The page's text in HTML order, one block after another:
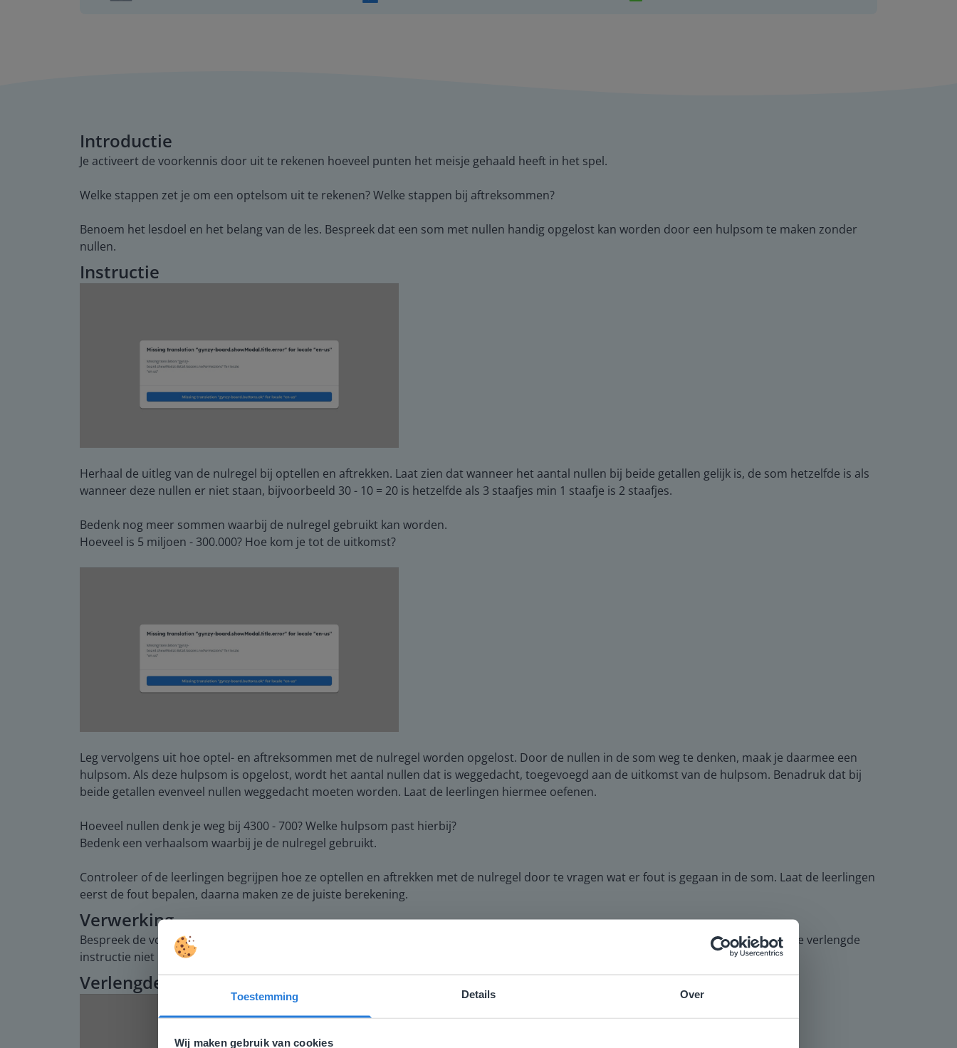
Toestemming Details Over
Wij maken gebruik van cookies
Introductie
Je activeert de voorkennis door uit te rekenen hoeveel punten het meisje gehaald heeft in het spel.
Welke stappen zet je om een optelsom uit te rekenen? Welke stappen bij aftreksommen?
Benoem het lesdoel en het belang van de les. Bespreek dat een som met nullen handig opgelost kan worden door een hulpsom te maken zonder
nullen.
Instructie
Herhaal de uitleg van de nulregel bij optellen en aftrekken. Laat zien dat wanneer het aantal nullen bij beide getallen gelijk is, de som hetzelfde is als
wanneer deze nullen er niet staan, bijvoorbeeld 30 - 10 = 20 is hetzelfde als 3 staafjes min 1 staafje is 2 staafjes.
Bedenk nog meer sommen waarbij de nulregel gebruikt kan worden.
Hoeveel is 5 miljoen - 300.000? Hoe kom je tot de uitkomst?
Leg vervolgens uit hoe optel- en aftreksommen met de nulregel worden opgelost. Door de nullen in de som weg te denken, maak je daarmee een
hulpsom. Als deze hulpsom is opgelost, wordt het aantal nullen dat is weggedacht, toegevoegd aan de uitkomst van de hulpsom. Benadruk dat bij
beide getallen evenveel nullen weggedacht moeten worden. Laat de leerlingen hiermee oefenen.
Hoeveel nullen denk je weg bij 4300 - 700? Welke hulpsom past hierbij?
Bedenk een verhaalsom waarbij je de nulregel gebruikt.
Controleer of de leerlingen begrijpen hoe ze optellen en aftrekken met de nulregel door te vragen wat er fout is gegaan in de som. Laat de leerlingen
eerst de fout bepalen, daarna maken ze de juiste berekening.
Verwerking
Bespreek de voorbeeldopgaven om de leerlingen een beeld te geven van wat ze kunnen verwachten in de verwerking. Leerlingen die de verlengde
instructie niet hoeven te volgen, gaan zelfstandig aan de slag met de verwerking van de les en de taak.
Verlengde instructie
Deze website komt niet overeen met je locatie
Gezien je locatie, denken we dat je misschien liever naar de website voor